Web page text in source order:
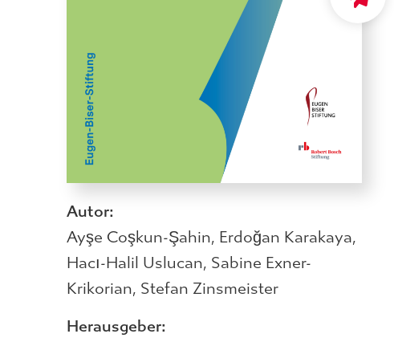
Autor:
Ayşe Coşkun-Şahin, Erdoğan Karakaya,
Hacı-Halil Uslucan, Sabine Exner-
Krikorian, Stefan Zinsmeister
Herausgeber: